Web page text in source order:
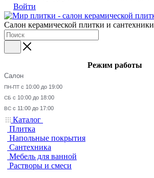
Войти
Салон керамической плитки и сантехники
Режим работы
Салон
ПН-ПТ с 10:00 до 19:00
СБ с 10:00 до 18:00
ВС с 11:00 до 17:00
Каталог
Плитка
Напольные покрытия
Сантехника
Мебель для ванной
Растворы и смеси